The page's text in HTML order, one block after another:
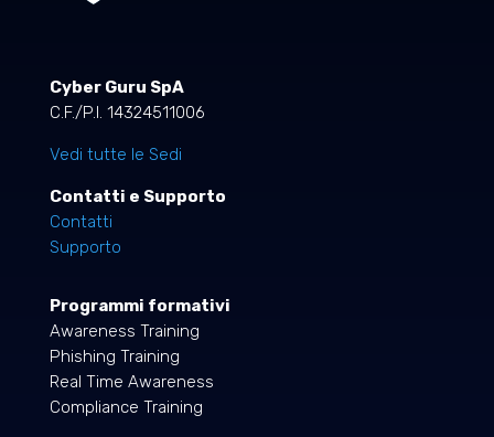
Cyber Guru SpA
C.F./P.I. 14324511006
Vedi tutte le Sedi
Contatti e Supporto
Contatti
Supporto
Programmi formativi
Awareness Training
Phishing Training
Real Time Awareness
Compliance Training